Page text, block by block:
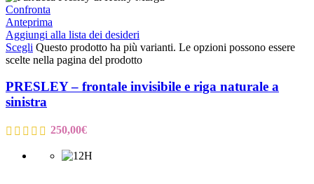
Confronta
Anteprima
Aggiungi alla lista dei desideri
Scegli Questo prodotto ha più varianti. Le opzioni possono essere
scelte nella pagina del prodotto
PRESLEY – frontale invisibile e riga naturale a
sinistra
250,00€